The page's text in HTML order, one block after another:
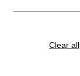
Clear all